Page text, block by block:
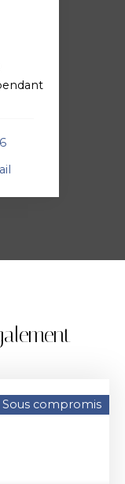
Sous compromis